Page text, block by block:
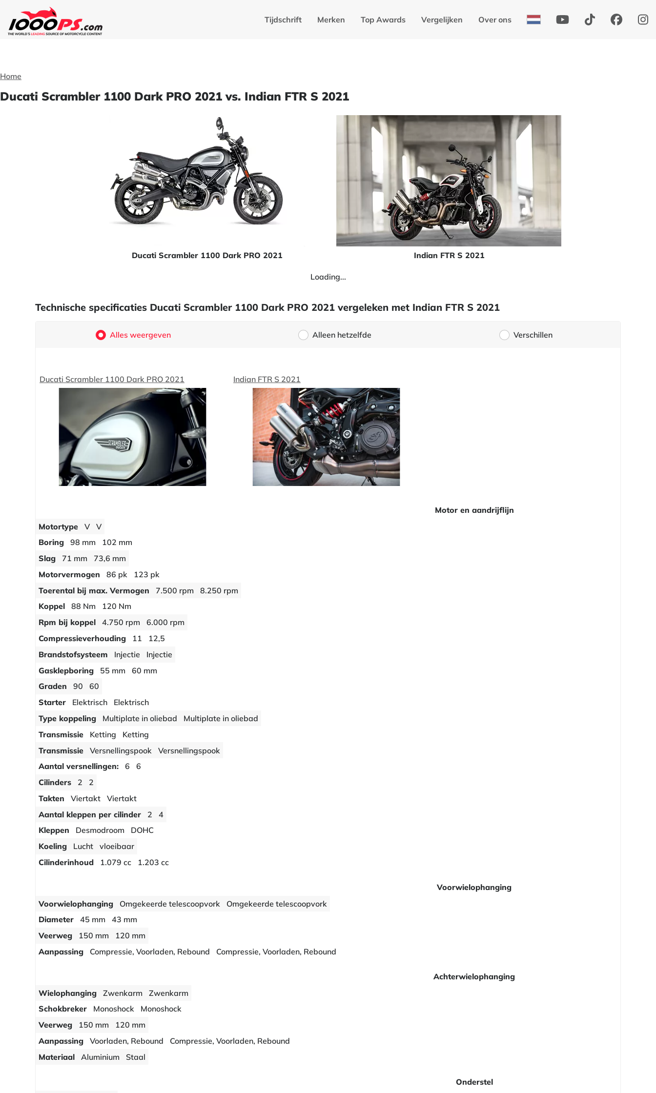
Tijdschrift Merken Top Awards Vergelijken Over ons
Home
Ducati Scrambler 1100 Dark PRO 2021 vs. Indian FTR S 2021
Ducati Scrambler 1100 Dark PRO 2021 Indian FTR S 2021
Loading...
Technische specificaties Ducati Scrambler 1100 Dark PRO 2021 vergeleken met Indian FTR S 2021
Alles weergeven Alleen hetzelfde Verschillen
Ducati Scrambler 1100 Dark PRO 2021 Indian FTR S 2021
Motor en aandrijflijn
Motortype
V
V
Boring
98 mm
102 mm
Slag
71 mm
73,6 mm
Motorvermogen
86 pk
123 pk
Toerental bij max. Vermogen
7.500 rpm
8.250 rpm
Koppel
88 Nm
120 Nm
Rpm bij koppel
4.750 rpm
6.000 rpm
Compressieverhouding
11
12,5
Brandstofsysteem
Injectie
Injectie
Gasklepboring
55 mm
60 mm
Graden
90
60
Starter
Elektrisch
Elektrisch
Type koppeling
Multiplate in oliebad
Multiplate in oliebad
Transmissie
Ketting
Ketting
Transmissie
Versnellingspook
Versnellingspook
Aantal versnellingen:
6
6
Cilinders
2
2
Takten
Viertakt
Viertakt
Aantal kleppen per cilinder
2
4
Kleppen
Desmodroom
DOHC
Koeling
Lucht
vloeibaar
Cilinderinhoud
1.079 cc 1.203 cc
Voorwielophanging
Voorwielophanging
Omgekeerde telescoopvork
Omgekeerde telescoopvork
Diameter
45 mm
43 mm
Veerweg
150 mm
120 mm
Aanpassing
Compressie, Voorladen, Rebound Compressie, Voorladen, Rebound
Achterwielophanging
Wielophanging
Zwenkarm
Zwenkarm
Schokbreker
Monoshock
Monoshock
Veerweg
150 mm
120 mm
Aanpassing
Voorladen, Rebound
Compressie, Voorladen, Rebound
Materiaal
Aluminium Staal
Onderstel